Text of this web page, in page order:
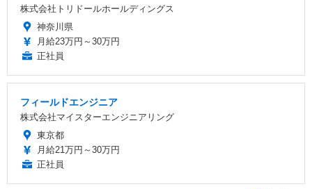
株式会社トリドールホールディングス
神奈川県
月給23万円～30万円
正社員
フィールドエンジニア
株式会社マイスターエンジニアリング
東京都
月給21万円～30万円
正社員